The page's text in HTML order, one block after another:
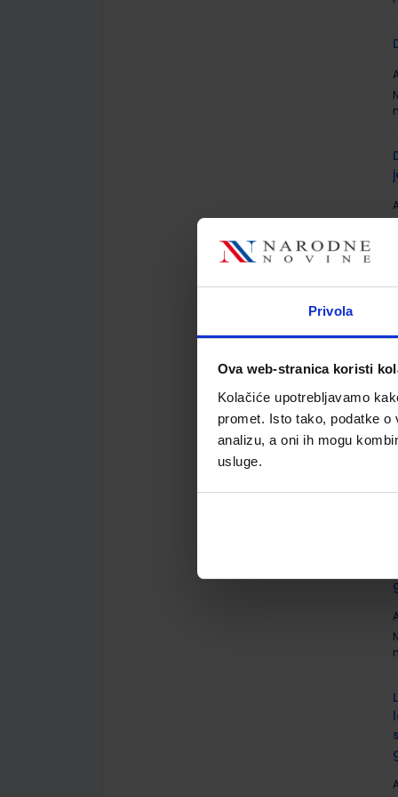
Privola
Ova web-stranica koristi
Kolačiće upotrebljavamo
promet. Isto tako, podatke
analizu, a oni ih mogu
usluge.